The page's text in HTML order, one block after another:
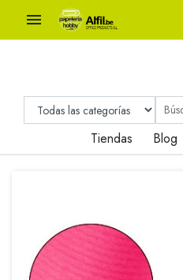

Tiendas Blog